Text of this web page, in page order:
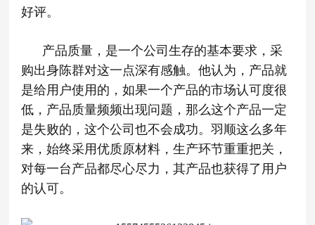
好评。
产品质量，是一个公司生存的基本要求，采
购出身陈群对这一点深有感触。他认为，产品就
是给用户使用的，如果一个产品的市场认可度很
低，产品质量频频出现问题，那么这个产品一定
是失败的，这个公司也不会成功。羽顺这么多年
来，始终采用优质原材料，生产环节重重把关，
对每一台产品都尽心尽力，其产品也获得了用户
的认可。